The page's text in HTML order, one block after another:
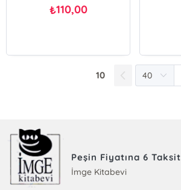
₺110,00
10
Peşin Fiyatına 6 Taksit
İmge Kitabevi